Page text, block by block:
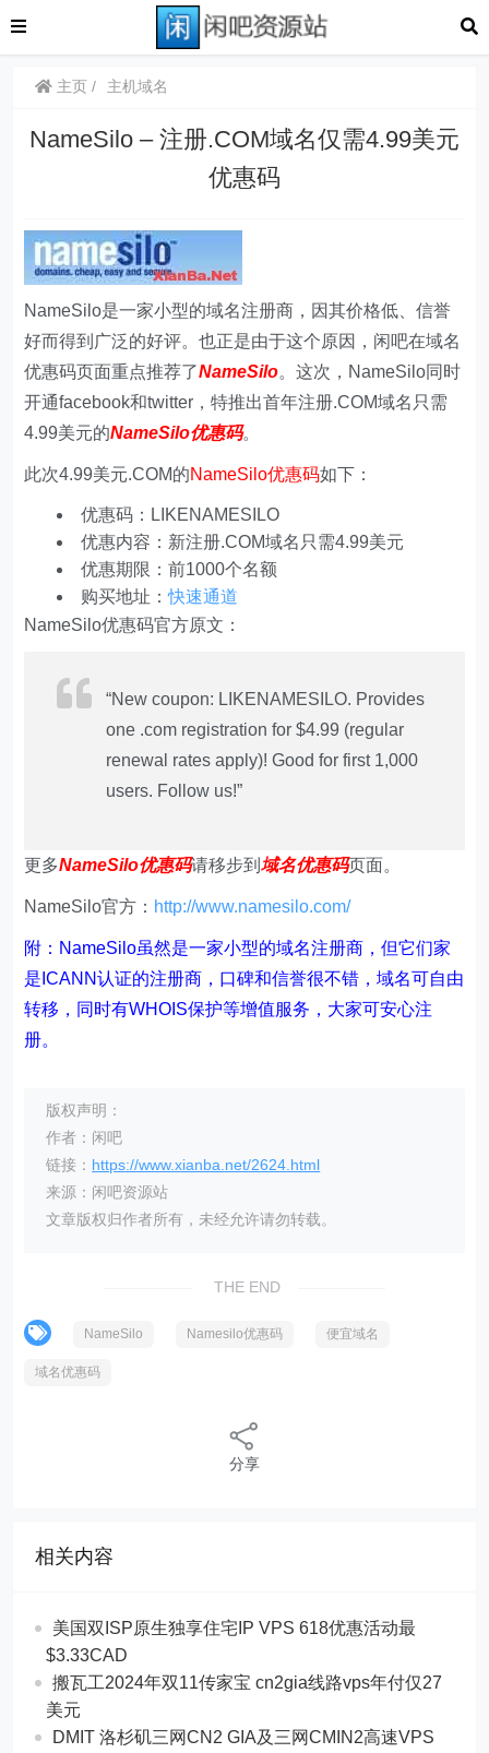
主页 主机域名
NameSilo – 注册.COM域名仅需4.99美元
优惠码
NameSilo是一家小型的域名注册商，因其价格低、信誉
好而得到广泛的好评。也正是由于这个原因，闲吧在域名
优惠码页面重点推荐了NameSilo。这次，NameSilo同时
开通facebook和twitter，特推出首年注册.COM域名只需
4.99美元的NameSilo优惠码。
此次4.99美元.COM的NameSilo优惠码如下：
优惠码：LIKENAMESILO
优惠内容：新注册.COM域名只需4.99美元
优惠期限：前1000个名额
购买地址：快速通道
NameSilo优惠码官方原文：
“New coupon: LIKENAMESILO. Provides
one .com registration for $4.99 (regular
renewal rates apply)! Good for first 1,000
users. Follow us!”
更多NameSilo优惠码请移步到域名优惠码页面。
NameSilo官方： http://www.namesilo.com/
附：NameSilo虽然是一家小型的域名注册商，但它们家
是ICANN认证的注册商，口碑和信誉很不错，域名可自由
转移，同时有WHOIS保护等增值服务，大家可安心注
册。
版权声明：
作者：闲吧
链接： https://www.xianba.net/2624.html
来源：闲吧资源站
文章版权归作者所有，未经允许请勿转载。
THE END
NameSilo Namesilo优惠码 便宜域名
域名优惠码
分享
相关内容
美国双ISP原生独享住宅IP VPS 618优惠活动最
$3.33CAD
搬瓦工2024年双11传家宝 cn2gia线路vps年付仅27
美元
DMIT 洛杉矶三网CN2 GIA及三网CMIN2高速VPS